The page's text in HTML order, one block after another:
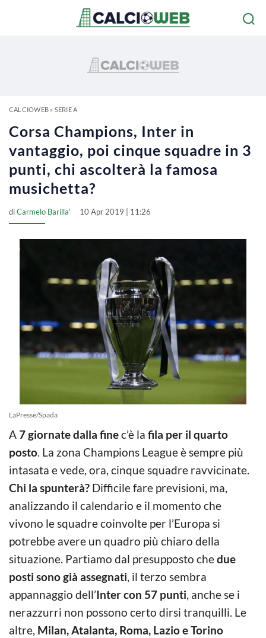
CALCIOWEB» SERIE A
Corsa Champions, Inter in
vantaggio, poi cinque squadre in 3
punti, chi ascolterà la famosa
musichetta?
diCarmelo Barilla' 10 Apr 2019 | 11:26
LaPresse/Spada
A 7 giornate dalla finec’è la fila per il quarto
posto . La zona Champions League è sempre più
intasata e vede, ora, cinque squadre ravvicinate.
Chi la spunterà? Difficile fare previsioni, ma,
analizzando il calendario e il momento che
vivono le squadre coinvolte per l’Europa si
potrebbe avere un quadro più chiaro della
situazione. Partiamo dal presupposto chedue
posti sono già assegnati , il terzo sembra
appannaggio dell’Inter con 57 punti , anche se i
nerazzurri non possono certo dirsi tranquilli. Le
altre, Milan, Atalanta, Roma, Lazio e Torino